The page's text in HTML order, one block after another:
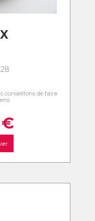
conseillons de faire
€